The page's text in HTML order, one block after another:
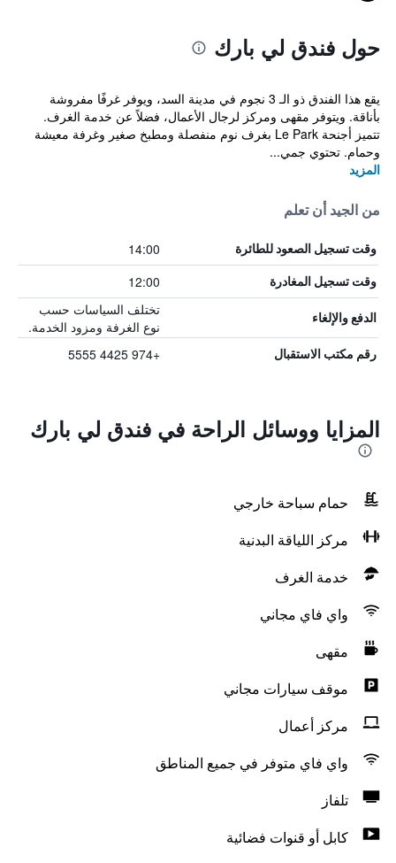
حول فندق لي بارك
يقع هذا الفندق ذو الـ 3 نجوم في مدينة السد، ويوفر غرفًا مفروشة
بأناقة. ويتوفر مقهى ومركز لرجال الأعمال، فضلاً عن خدمة الغرف.
تتميز أجنحة Le Park بغرف نوم منفصلة ومطبخ صغير وغرفة معيشة
وحمام. تحتوي جمي...
المزيد
من الجيد أن تعلم
وقت تسجيل الصعود للطائرة 14:00
وقت تسجيل المغادرة 12:00
الدفع والإلغاء
تختلف السياسات حسب
نوع الغرفة ومزود الخدمة.
رقم مكتب الاستقبال +974 4425 5555
المزايا ووسائل الراحة في فندق لي بارك
حمام سباحة خارجي
مركز اللياقة البدنية
خدمة الغرف
واي فاي مجاني
مقهى
موقف سيارات مجاني
مركز أعمال
واي فاي متوفر في جميع المناطق
تلفاز
كابل أو قنوات فضائية